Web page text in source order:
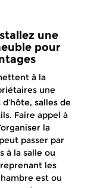
une
pour
à la
une
salles de
Faire appel à
la
passer par
à la salle ou
les
est ou